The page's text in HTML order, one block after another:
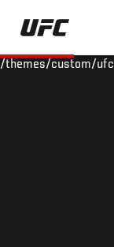
Skip
main
/themes/custom/